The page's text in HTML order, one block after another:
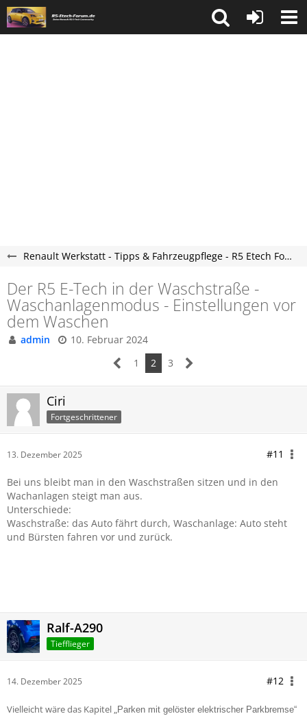
Renault Werkstatt - Tipps & Fahrzeugpflege - R5 Etech Forum
Der R5 E-Tech in der Waschstraße -
Waschanlagenmodus - Einstellungen vor
dem Waschen
admin
10. Februar 2024
1
2 3
Ciri
Fortgeschrittener
13. Dezember 2025 #11
Bei uns bleibt man in den Waschstraßen sitzen und in den
Wachanlagen steigt man aus.
Unterschiede:
Waschstraße: das Auto fährt durch, Waschanlage: Auto steht
und Bürsten fahren vor und zurück.
Ralf-A290
Tiefflieger
14. Dezember 2025 #12
Vielleicht wäre das Kapitel „Parken mit gelöster elektrischer Parkbremse“